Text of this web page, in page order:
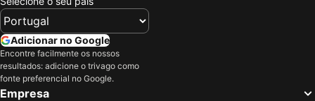
Adicionar no Google
Encontre facilmente os nossos
resultados: adicione o trivago como
fonte preferencial no Google.
Empresa